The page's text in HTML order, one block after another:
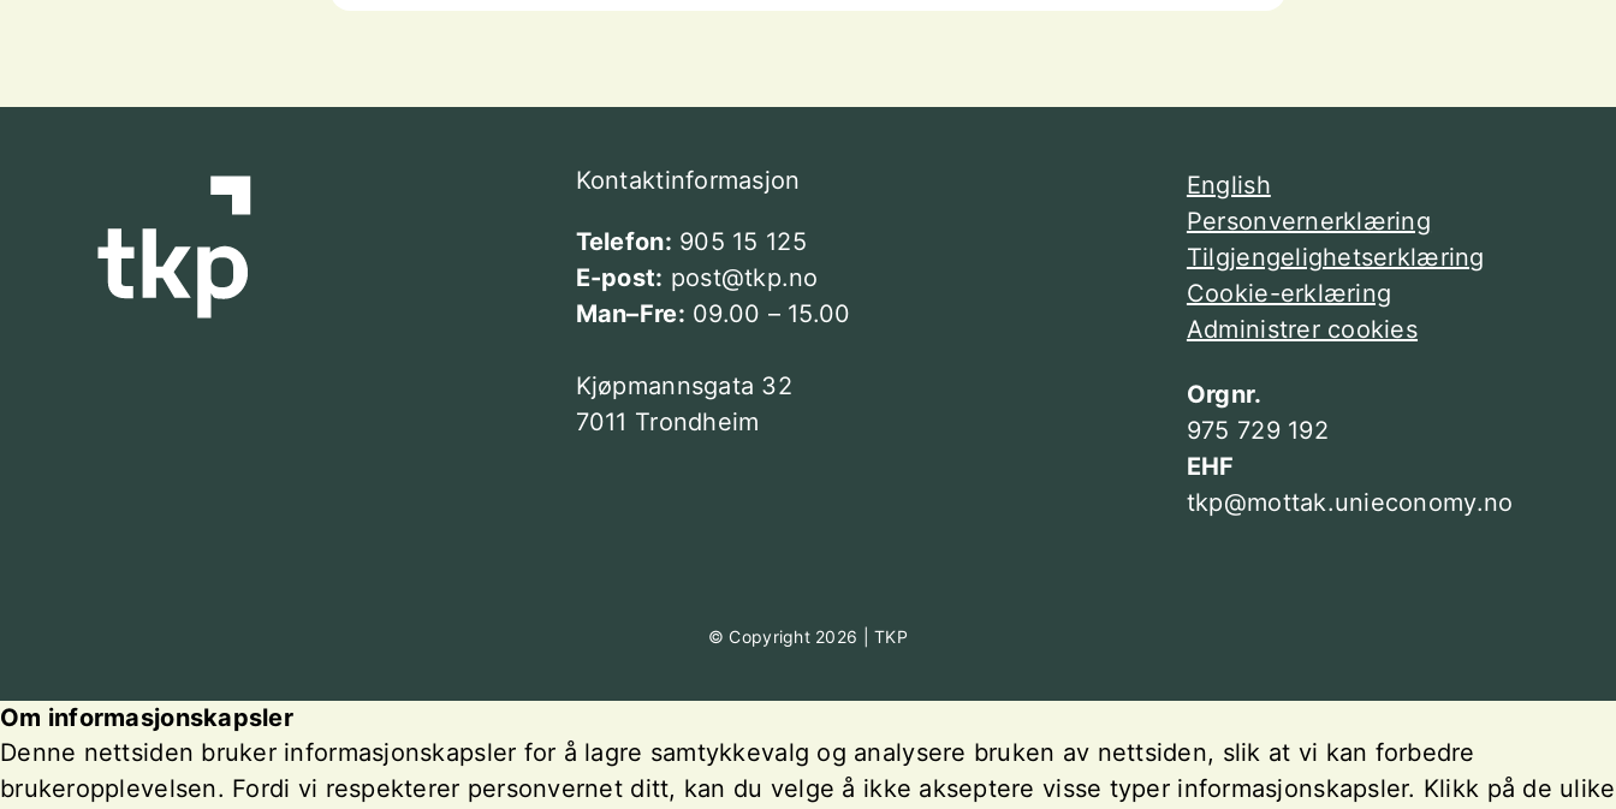
Kontaktinformasjon
Telefon: 905 15 125
E-post: post@tkp.no
Man–Fre: 09.00 – 15.00
Kjøpmannsgata 32
7011 Trondheim
English
Personvernerklæring
Tilgjengelighetserklæring
Cookie-erklæring
Administrer cookies
Orgnr.
975 729 192
EHF
tkp@mottak.unieconomy.no
© Copyright 2026 | TKP
Om informasjonskapsler
Denne nettsiden bruker informasjonskapsler for å lagre samtykkevalg og analysere bruken av nettsiden, slik at vi kan forbedre
brukeropplevelsen. Fordi vi respekterer personvernet ditt, kan du velge å ikke akseptere visse typer informasjonskapsler. Klikk på de ulike